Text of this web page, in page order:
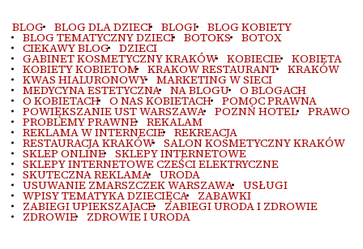
BLOG BLOG DLA DZIECI BLOGI BLOG KOBIETY
BLOG TEMATYCZNY DZIECI BOTOKS BOTOX
CIEKAWY BLOG DZIECI
GABINET KOSMETYCZNY KRAKÓW KOBIECIE KOBIETA
KOBIETY KOBIETOM KRAKOW RESTAURANT KRAKÓW
KWAS HIALURONOWY MARKETING W SIECI
MEDYCYNA ESTETYCZNA NA BLOGU O BLOGACH
O KOBIETACH O NAS KOBIETACH POMOC PRAWNA
POWIĘKSZANIE UST WARSZAWA POZNŃ HOTEL PRAWO
PROBLEMY PRAWNE REKALAM
REKLAMA W INTERNECIE REKREACJA
RESTAURACJA KRAKÓW SALON KOSMETYCZNY KRAKÓW
SKLEP ONLINE SKLEPY INTERNETOWE
SKLEPY INTERNETOWE CZEŚCI ELEKTRYCZNE
SKUTECZNA REKLAMA URODA
USUWANIE ZMARSZCZEK WARSZAWA USŁUGI
WPISY TEMATYKA DZIECIĘCA ZABAWKI
ZABIEGI UPIEKSZAJACE ZABIEGI URODA I ZDROWIE
ZDROWIE ZDROWIE I URODA